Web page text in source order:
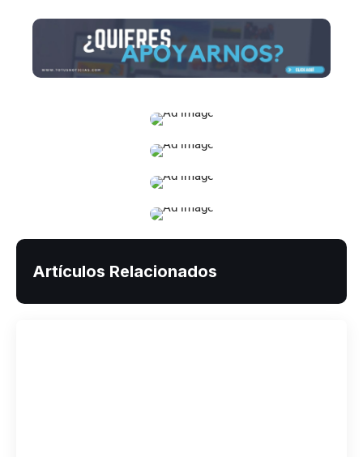
Artículos Relacionados